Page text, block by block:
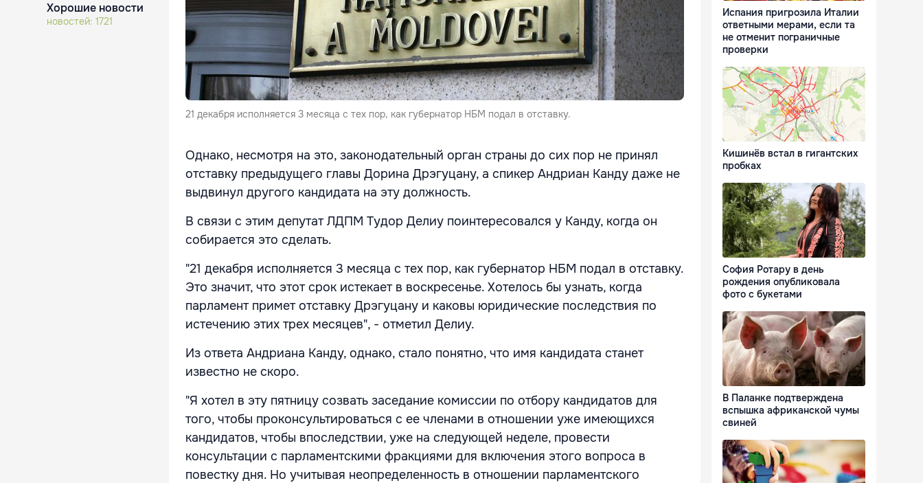
Хорошие новости
новостей: 1721
21 декабря исполняется 3 месяца с тех пор, как губернатор НБМ подал в отставку.
Однако, несмотря на это, законодательный орган страны до сих пор не принял
отставку предыдущего главы Дорина Дрэгуцану, а спикер Андриан Канду даже не
выдвинул другого кандидата на эту должность.
В связи с этим депутат ЛДПМ Тудор Делиу поинтересовался у Канду, когда он
собирается это сделать.
"21 декабря исполняется 3 месяца с тех пор, как губернатор НБМ подал в отставку.
Это значит, что этот срок истекает в воскресенье. Хотелось бы узнать, когда
парламент примет отставку Дрэгуцану и каковы юридические последствия по
истечению этих трех месяцев", - отметил Делиу.
Из ответа Андриана Канду, однако, стало понятно, что имя кандидата станет
известно не скоро.
"Я хотел в эту пятницу созвать заседание комиссии по отбору кандидатов для
того, чтобы проконсультироваться с ее членами в отношении уже имеющихся
кандидатов, чтобы впоследствии, уже на следующей неделе, провести
консультации с парламентскими фракциями для включения этого вопроса в
повестку дня. Но учитывая неопределенность в отношении парламентского
Испания пригрозила Италии
ответными мерами, если та
не отменит пограничные
проверки
Кишинёв встал в гигантских
пробках
София Ротару в день
рождения опубликовала
фото с букетами
В Паланке подтверждена
вспышка африканской чумы
свиней